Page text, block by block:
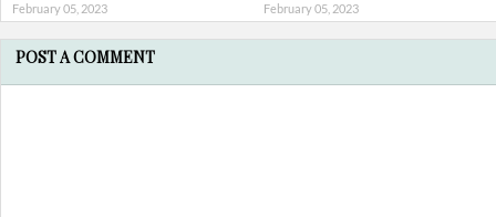
February 05, 2023 February 05, 2023
POST A COMMENT